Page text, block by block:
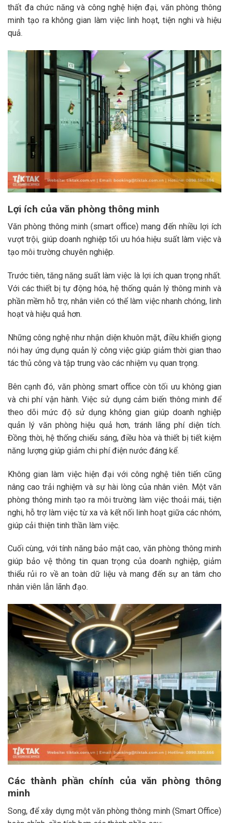
thất đa chức năng và công nghệ hiện đại, văn phòng thông
minh tạo ra không gian làm việc linh hoạt, tiện nghi và hiệu
quả.
Lợi ích của văn phòng thông minh
Văn phòng thông minh (smart office) mang đến nhiều lợi ích
vượt trội, giúp doanh nghiệp tối ưu hóa hiệu suất làm việc và
tạo môi trường chuyên nghiệp.
Trước tiên, tăng năng suất làm việc là lợi ích quan trọng nhất.
Với các thiết bị tự động hóa, hệ thống quản lý thông minh và
phần mềm hỗ trợ, nhân viên có thể làm việc nhanh chóng, linh
hoạt và hiệu quả hơn.
Những công nghệ như nhận diện khuôn mặt, điều khiển giọng
nói hay ứng dụng quản lý công việc giúp giảm thời gian thao
tác thủ công và tập trung vào các nhiệm vụ quan trọng.
Bên cạnh đó, văn phòng smart office còn tối ưu không gian
và chi phí vận hành. Việc sử dụng cảm biến thông minh để
theo dõi mức độ sử dụng không gian giúp doanh nghiệp
quản lý văn phòng hiệu quả hơn, tránh lãng phí diện tích.
Đồng thời, hệ thống chiếu sáng, điều hòa và thiết bị tiết kiệm
năng lượng giúp giảm chi phí điện nước đáng kể.
Không gian làm việc hiện đại với công nghệ tiên tiến cũng
nâng cao trải nghiệm và sự hài lòng của nhân viên. Một văn
phòng thông minh tạo ra môi trường làm việc thoải mái, tiện
nghi, hỗ trợ làm việc từ xa và kết nối linh hoạt giữa các nhóm,
giúp cải thiện tinh thần làm việc.
Cuối cùng, với tính năng bảo mật cao, văn phòng thông minh
giúp bảo vệ thông tin quan trọng của doanh nghiệp, giảm
thiểu rủi ro về an toàn dữ liệu và mang đến sự an tâm cho
nhân viên lẫn lãnh đạo.
Các thành phần chính của văn phòng thông
minh
Song, để xây dựng một văn phòng thông minh (Smart Office)